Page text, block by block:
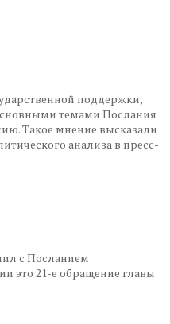
поддержки,
темами Послания
Такое мнение высказали
анализа в пресс-
с Посланием
это 21-е обращение главы